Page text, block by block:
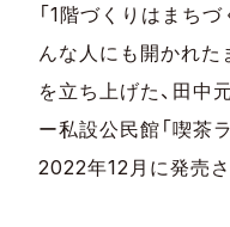
「1階づくりはまち
んな人にも開かれた
を立ち上げた、田中
ー私設公民館「喫茶
2022年12月に発売さ